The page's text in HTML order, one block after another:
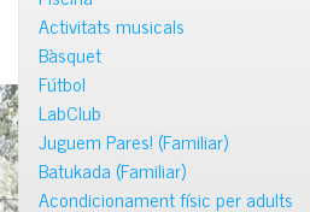
Activitats musicals
Bàsquet
Fútbol
LabClub
Juguem Pares! (Familiar)
Batukada (Familiar)
Acondicionament físic per adults